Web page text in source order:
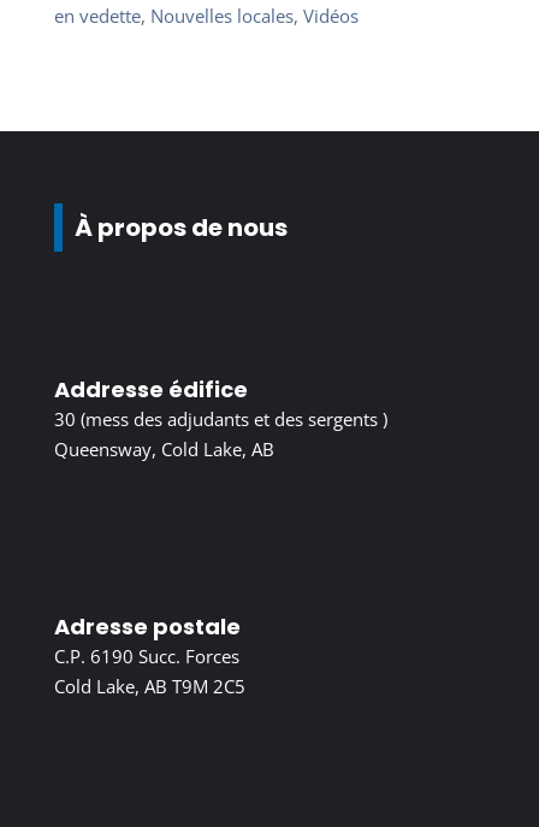
en vedette, Nouvelles locales, Vidéos
À propos de nous
Addresse édifice
30 (mess des adjudants et des sergents )
Queensway, Cold Lake, AB
Adresse postale
C.P. 6190 Succ. Forces
Cold Lake, AB T9M 2C5